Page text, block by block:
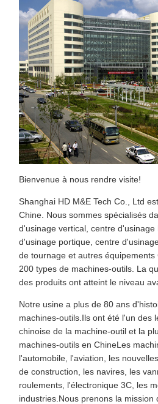
Bienvenue à nous rendre visite!
Shanghai HD M&E Tech Co., Ltd
Chine. Nous sommes spécialisés
d'usinage vertical, centre
d'usinage portique, centre
de tournage et autres équipements
200 types de machines-outils. La
des produits ont atteint le niveau
Notre usine a plus de 80 ans
machines-outils.Ils ont été l'un des
chinoise de la machine-outil et la
machines-outils en ChineLes
l'automobile, l'aviation, les
de construction, les navires, les
roulements, l'électronique 3C, les
industries.Nous prenons la mission